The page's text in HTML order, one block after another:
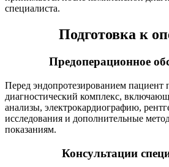
специалиста.
Подготовка к
Предоперационное
Перед эндопротезированием пациент
диагностический комплекс,
анализы, электрокардиографию,
исследования и дополнительные
показаниям.
Консультации